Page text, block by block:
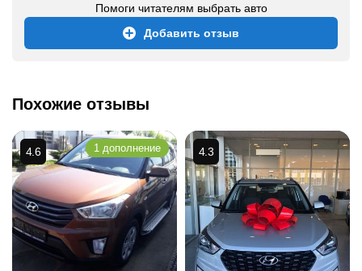
Помоги читателям выбрать авто
Добавить отзыв
Похожие отзывы
4.6 1 дополнение 4.3